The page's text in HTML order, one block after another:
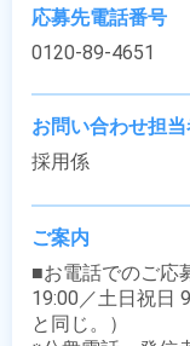
応募先電話番号
0120-89-4651
お問い合わせ担
採用係
ご案内
■お電話でのご応
19:00／土日祝日
と同じ。）